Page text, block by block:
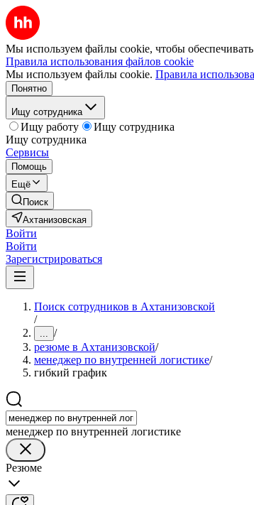
Мы используем файлы cookie, чтобы
Правила использования файлов cookie
Мы используем файлы cookie. Правила
Понятно
Ищу сотрудника
Ищу работу
Ищу сотрудника
Ищу сотрудника
Сервисы
Помощь
Ещё
Поиск
Ахтанизовская
Войти
Войти
Зарегистрироваться
Поиск сотрудников в Ахтанизовской
/
... /
резюме в Ахтанизовской/
менеджер по внутренней логистике/
гибкий график
менеджер по внутренней логистике
Резюме